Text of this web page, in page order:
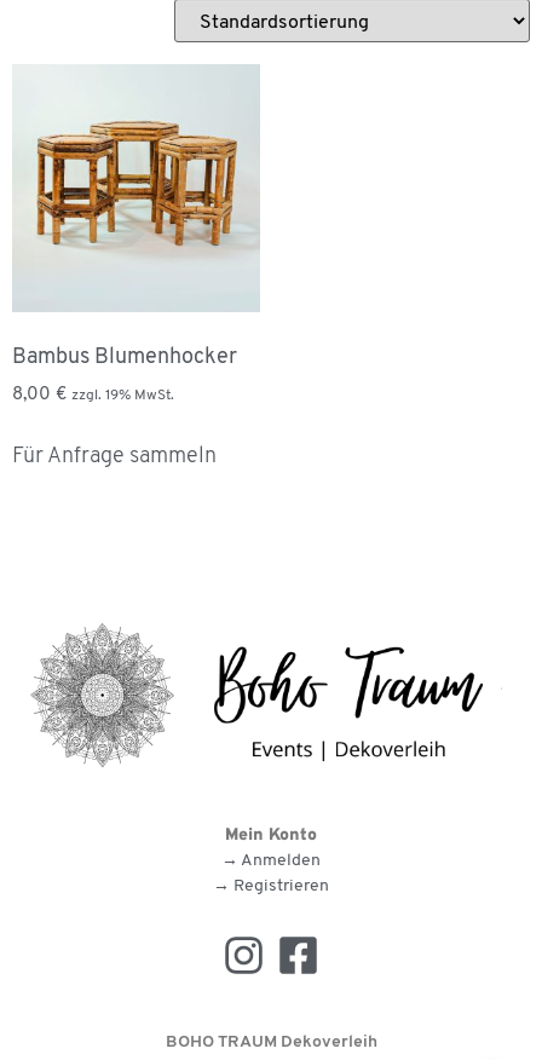
Bambus Blumenhocker
8,00 € zzgl. 19% MwSt.
Für Anfrage sammeln
Mein Konto
→ Anmelden
→ Registrieren
BOHO TRAUM Dekoverleih